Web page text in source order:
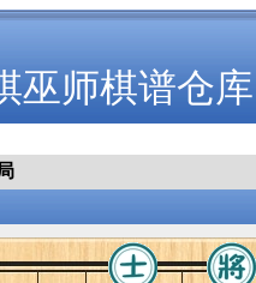
巫师棋谱仓库